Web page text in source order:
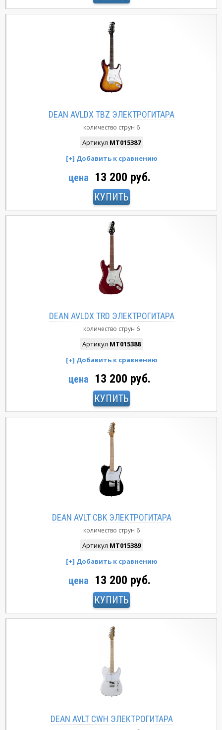
DEAN AVLDX TBZ ЭЛЕКТРОГИТАРА
количество струн 6
Артикул MT015387
цена 13 200 руб.
КУПИТЬ
DEAN AVLDX TRD ЭЛЕКТРОГИТАРА
количество струн 6
Артикул MT015388
цена 13 200 руб.
КУПИТЬ
DEAN AVLT CBK ЭЛЕКТРОГИТАРА
количество струн 6
Артикул MT015389
цена 13 200 руб.
КУПИТЬ
DEAN AVLT CWH ЭЛЕКТРОГИТАРА